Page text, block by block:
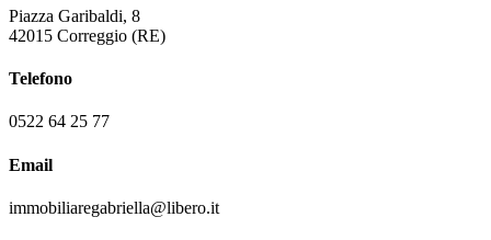
Piazza Garibaldi, 8
42015 Correggio (RE)
Telefono
0522 64 25 77
Email
immobiliaregabriella@libero.it